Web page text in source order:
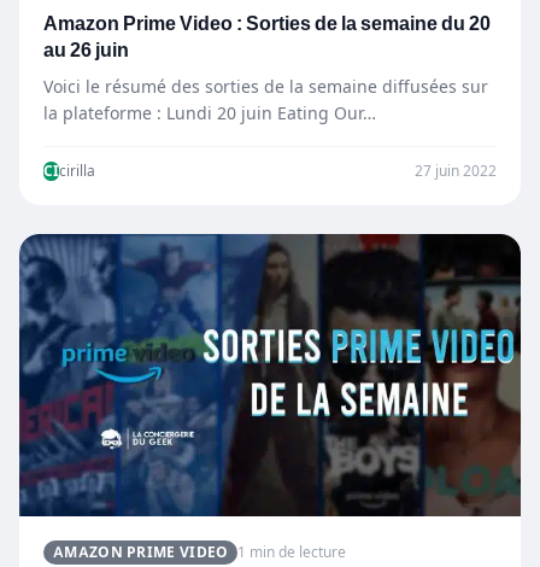
Amazon Prime Video : Sorties de la semaine du 20
au 26 juin
Voici le résumé des sorties de la semaine diffusées sur
la plateforme : Lundi 20 juin Eating Our…
CIcirilla 27 juin 2022
AMAZON PRIME VIDEO 1 min de lecture